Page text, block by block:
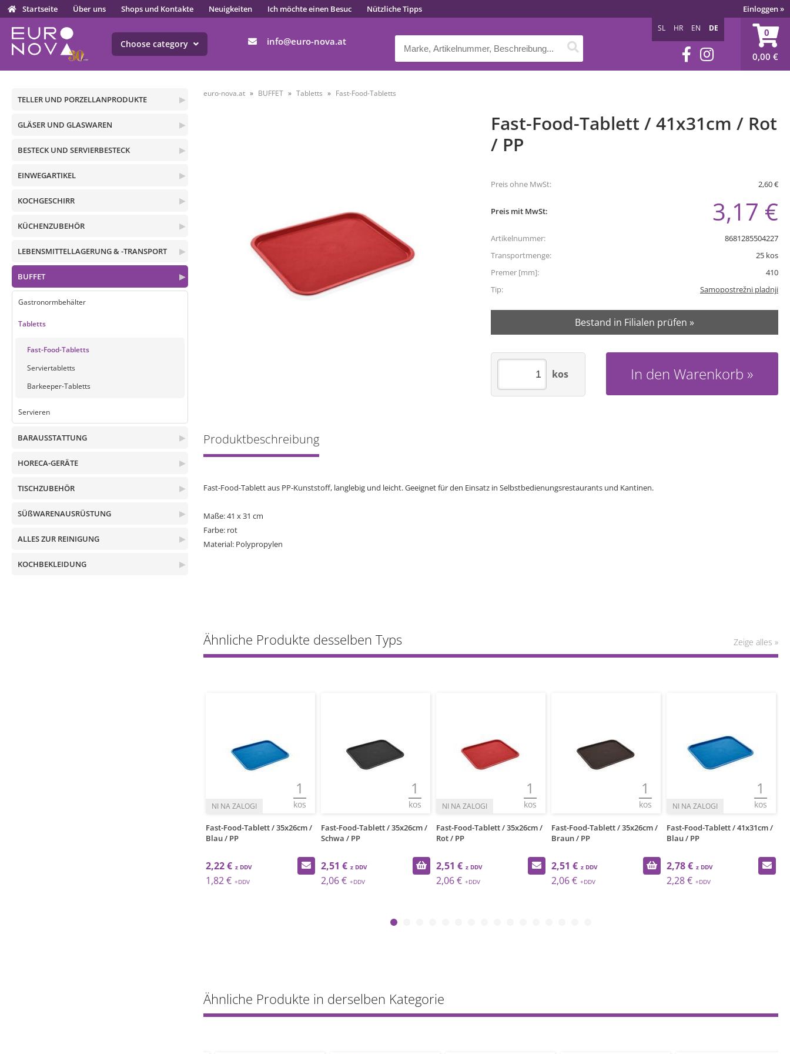
Startseite Über uns Shops und Kontakte Neuigkeiten Ich möchte einen Besuc Nützliche Tipps Einloggen»
info euro-nova.at
0
0,00 €
SL HR EN DE
Choose category
▶
TELLER UND PORZELLANPRODUKTE
▶
GLÄSER UND GLASWAREN
▶
BESTECK UND SERVIERBESTECK
▶
EINWEGARTIKEL
▶
KOCHGESCHIRR
▶
KÜCHENZUBEHÖR
▶
LEBENSMITTELLAGERUNG & -TRANSPORT
▶
BUFFET
Gastronormbehälter
Tabletts
Fast-Food-Tabletts
Serviertabletts
Barkeeper-Tabletts
Servieren
▶
BARAUSSTATTUNG
▶
HORECA-GERÄTE
▶
TISCHZUBEHÖR
▶
SÜßWARENAUSRÜSTUNG
▶
ALLES ZUR REINIGUNG
▶
KOCHBEKLEIDUNG
euro-nova.at BUFFET Tabletts Fast-Food-Tabletts
Fast-Food-Tablett / 41x31cm / Rot
/ PP
Preis ohne MwSt: 2,60 €
Preis mit MwSt: 3,17 €
Artikelnummer:
8681285504227
Transportmenge:
25 kos
Premer [mm]:
410
Tip:
Samopostrežni pladnji
Bestand in Filialen prüfen »
In den Warenkorb
kos
Produktbeschreibung
Fast-Food-Tablett aus PP-Kunststoff, langlebig und leicht. Geeignet für den Einsatz in Selbstbedienungsrestaurants und Kantinen.
Maße: 41 x 31 cm
Farbe: rot
Material: Polypropylen
Ähnliche Produkte desselben Typs Zeige alles »
1
kos
Fast-Food-Tablett / 35x26cm /
Blau / PP
2,22 €
1,82 €
1
kos
Fast-Food-Tablett / 35x26cm /
Schwa / PP
2,51 €
2,06 €
1
kos
Fast-Food-Tablett / 35x26cm /
Rot / PP
2,51 €
2,06 €
1
kos
Fast-Food-Tablett / 35x26cm /
Braun / PP
2,51 €
2,06 €
1
kos
Fast-Food-Tablett / 41x31cm /
Blau / PP
2,78 €
2,28 €
Ähnliche Produkte in derselben Kategorie